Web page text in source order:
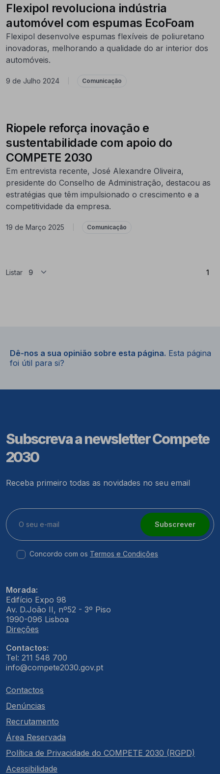
Flexipol revoluciona indústria
automóvel com espumas EcoFoam
Flexipol desenvolve espumas flexíveis de poliuretano
inovadoras, melhorando a qualidade do ar interior dos
automóveis.
9 de Julho 2024 Comunicação
Riopele reforça inovação e
sustentabilidade com apoio do
COMPETE 2030
Em entrevista recente, José Alexandre Oliveira,
presidente do Conselho de Administração, destacou as
estratégias que têm impulsionado o crescimento e a
competitividade da empresa.
19 de Março 2025 Comunicação
Listar 1
Dê-nos a sua opinião sobre esta página. Esta página
foi útil para si?
Subscreva a newsletter Compete
2030
Receba primeiro todas as novidades no seu email
Subscrever
Concordo com os Termos e Condições
Morada:
Edifício Expo 98
Av. D.João II, nº52 - 3º Piso
1990-096 Lisboa
Direções
Contactos:
Tel: 211 548 700
info@compete2030.gov.pt
Contactos
Denúncias
Recrutamento
Área Reservada
Política de Privacidade do COMPETE 2030 (RGPD)
Acessibilidade